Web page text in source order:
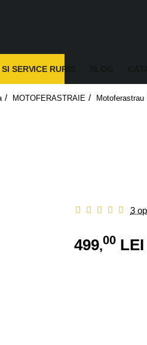
SERVICE RURIS
MOTOFERASTRAIE Motoferastrau
3
499,00 LEI